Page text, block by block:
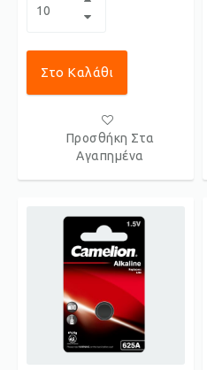
Στο Καλάθι
Προσθήκη Στα
Αγαπημένα